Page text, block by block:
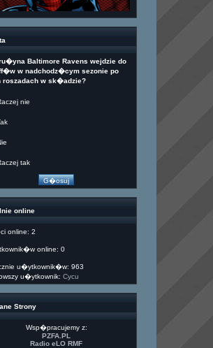
Baltimore Ravens wejdzie do
w nadchodz�cym sezonie po
roszadach w sk�adzie?
nie
tak
online
online: 2
online: 0
u�ytkownik�w: 963
u�ytkownik: Cycu
Strony
Wsp�pracujemy z:
PZFA.PL
Radio eLO RMF